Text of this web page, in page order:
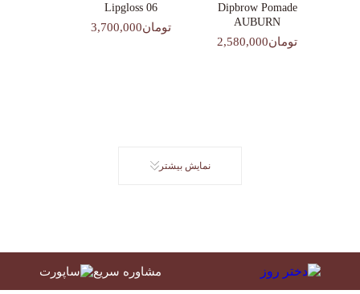
Dipbrow Pomade
AUBURN
تومان2,580,000
Lipgloss 06
تومان3,700,000
نمایش بیشتر
مشاوره سریع